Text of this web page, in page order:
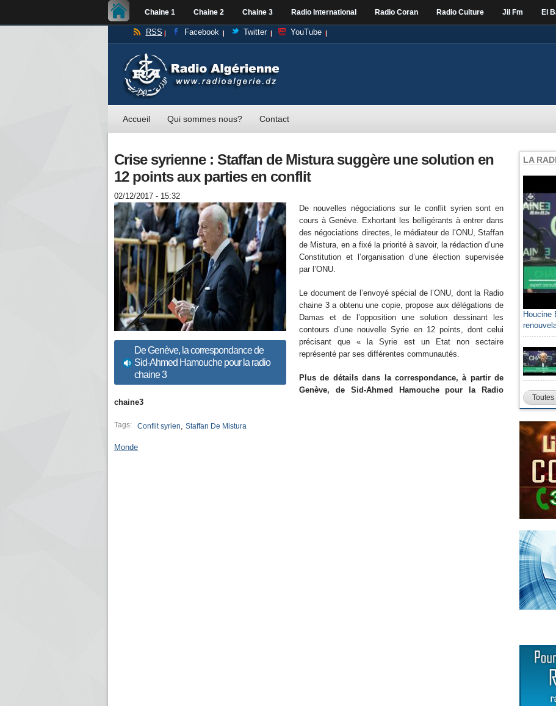
Chaine 1 Chaine 2 Chaine 3 Radio International Radio Coran Radio Culture Jil Fm El
RSS Facebook Twitter YouTube
Accueil Qui sommes nous? Contact
Crise syrienne : Staffan de Mistura suggère une solution en
12 points aux parties en conflit
02/12/2017 - 15:32
De Genève, la correspondance de
Sid-Ahmed Hamouche pour la radio
chaine 3
De nouvelles négociations sur le conflit syrien sont en
cours à Genève. Exhortant les belligérants à entrer dans
des négociations directes, le médiateur de l’ONU, Staffan
de Mistura, en a fixé la priorité à savoir, la rédaction d’une
Constitution et l’organisation d’une élection supervisée
par l’ONU.
Le document de l’envoyé spécial de l’ONU, dont la Radio
chaine 3 a obtenu une copie, propose aux délégations de
Damas et de l’opposition une solution dessinant les
contours d’une nouvelle Syrie en 12 points, dont celui
précisant que « la Syrie est un Etat non sectaire
représenté par ses différentes communautés.
Plus de détails dans la correspondance, à partir de
Genève, de Sid-Ahmed Hamouche pour la Radio
chaine3
Tags: Conflit syrien, Staffan De Mistura
Monde
LA
Houcine